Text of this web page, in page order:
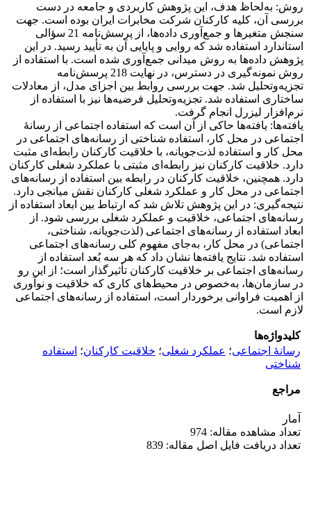
روش: به‌لحاظ هدف، این پژوهش کاربردی و جامعه در دست
بررسی آن، کلیه کارکنان شرکت مخابرات ایران بوده است. جهت
سنجش متغیرها و جمع‌آوری داده‌ها، از پرسش‌نامه 21 سؤالی
استاندارد استفاده شد که روایی و پایایی آن به تأیید رسید. در این
پژوهش داده‌ها به روش میدانی جمع‌آوری شده است. با استفاده از
روش نمونه‌گیری در دسترس، در نهایت 218 پرسش‌نامه
تجزیه‌وتحلیل‌ شد. جهت بررسی روابط بین اجزای مدل، از معادلات
ساختاری استفاده شد. تجزیه‌وتحلیل فرضیه‌ها نیز با استفاده از
نرم‌افزار لیزرل انجام گرفت.
یافته‌ها: یافته‌ها حاکی از آن است که استفاده اجتماعی از رسانۀ
اجتماعی در محل کار، استفاده شناختی از رسانه‌های اجتماعی در
محل کار و استفاده لذت‌جویانه، با خلاقیت کارکنان رابطه‌ای مثبت
دارد. خلاقیت کارکنان نیز رابطه‌ای مثبتی با عملکرد شغلی کارکنان
دارد. همچنین، خلاقیت کارکنان در رابطه بین استفاده از رسانه‌های
اجتماعی در محل کار و عملکرد شغلی کارکنان نقش میانجی دارد.
نتیجه‌گیری: در این پژوهش تلاش شد که ارتباط بین ابعاد استفاده از
رسانه‌های اجتماعی، خلاقیت و عملکرد شغلی بررسی شود. از
ابعاد استفاده از رسانه‌های اجتماعی (لذت‌جویانه، شناختی،
اجتماعی) در محل کار، به‌جای مفهوم کلی رسانه‌های اجتماعی
استفاده شد. نتایج یافته‌ها نشان داد که هر سه بُعد استفاده از
رسانه‌های اجتماعی بر خلاقیت کارکنان تأثیرگذار است؛ از این رو
در سازمان‌ها، به‌خصوص در محیط‌های کاری که خلاقیت و نوآوری
از اهمیت فراوانی برخوردار است، استفاده از رسانه‌های اجتماعی
لازم است.
کلیدواژه‌ها
رسانۀ اجتماعی؛ عملکرد شغلی؛ خلاقیت کارکنان؛ استفاده
شناختی
مراجع
آمار
تعداد مشاهده مقاله: 974
تعداد دریافت فایل اصل مقاله: 839